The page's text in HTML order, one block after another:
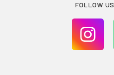
FOLLOW US